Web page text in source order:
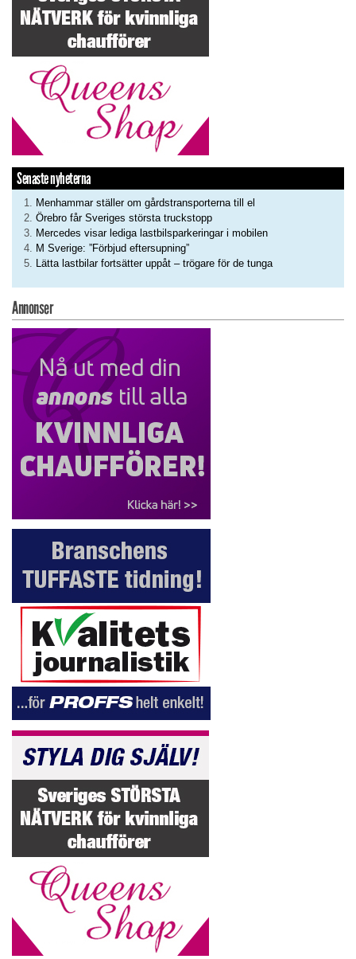
Senaste nyheterna
Menhammar ställer om gårdstransporterna till el
Örebro får Sveriges största truckstopp
Mercedes visar lediga lastbilsparkeringar i mobilen
M Sverige: ”Förbjud eftersupning”
Lätta lastbilar fortsätter uppåt – trögare för de tunga
Annonser